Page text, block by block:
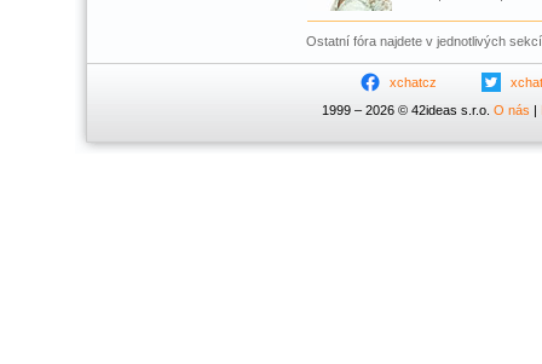
Ostatní fóra najdete v jednotlivých
xchatcz
1999 – 2026 © 42ideas s.r.o.O nás |